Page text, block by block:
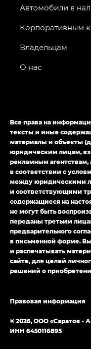
Автомобили в
Корпоративным
Владельцам
О нас
Все права на
тексты и иные
материалы и объекты
юридическим лицам,
рекламным
в соответствии с
между юридическими
и соответствующими
содержащиеся на
не могут быть
переданы третьим
предварительного
в письменной форме.
и распечатывать
сайте, для целей
решений о
© 2026, ООО «Саратов -
ИНН 6450116895
Правовая информация